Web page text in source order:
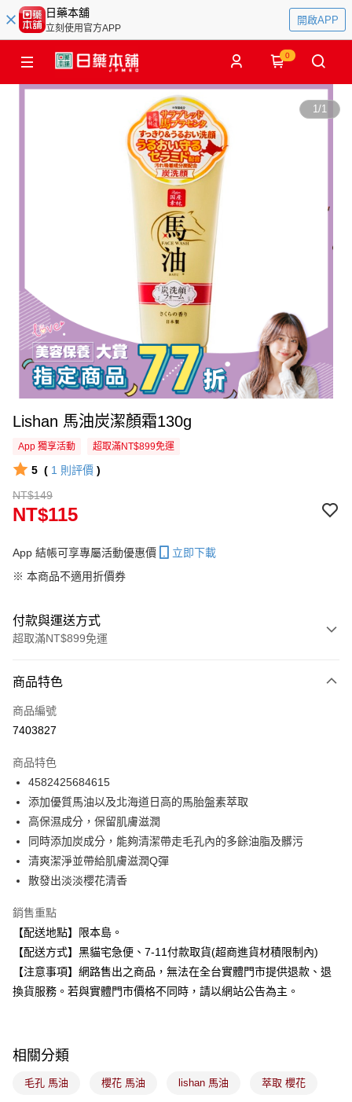
日藥本舖
立刻使用官方APP
開啟APP
0
1/1
Lishan 馬油炭潔顏霜130g
App 獨享活動 超取滿NT$899免運
5 ( 1 則評價 )
NT$149
NT$115
App 結帳可享專屬活動優惠價
立即下載
※ 本商品不適用折價券
付款與運送方式
超取滿NT$899免運
信用卡一次付款
超商取貨付款
Apple Pay
街口支付
悠遊付
Google Pay
【大哥付你分期使用說明】
1.本服務由台灣大哥大提供，台灣大哥大用戶可立即使用無須另外申請。
2.付款方式選擇「大哥付你分期」，訂單成立後會自動跳轉到大哥付的交易
4.訂單成立30分鐘內，如未前往確認交易或遇審核未通過，訂單將自動取
消。如遇「轉專審核」未通過狀況，表示未達大哥付你分期系統評分，恕無
【繳款方式說明】
ATM付款
每筆NT$100，滿NT$899(含以上)免運費
付款後全家取貨
商品特色
商品編號
7403827
商品特色
4582425684615
添加優質馬油以及北海道日高的馬胎盤素萃取
高保濕成分，保留肌膚滋潤
同時添加炭成分，能夠清潔帶走毛孔內的多餘油脂及髒污
清爽潔淨並帶給肌膚滋潤Q彈
散發出淡淡櫻花清香
銷售重點
【配送地點】限本島。
【配送方式】黑貓宅急便、7-11付款取貨(超商進貨材積限制內)
【注意事項】網路售出之商品，無法在全台實體門市提供退款、退
換貨服務。若與實體門市價格不同時，請以網站公告為主。
相關分類
毛孔 馬油 櫻花 馬油 lishan 馬油 萃取 櫻花